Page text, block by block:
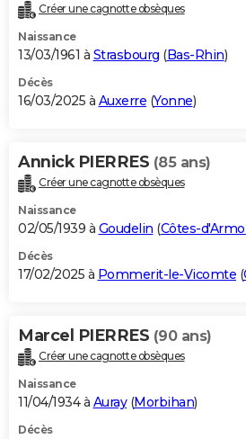
Créer une cagnotte obsèques
Naissance
13/03/1961 à Strasbourg (Bas-Rhin)
Décès
16/03/2025 à Auxerre (Yonne)
Annick PIERRES (85 ans)
Créer une cagnotte obsèques
Naissance
02/05/1939 à Goudelin (Côtes-
Décès
17/02/2025 à Pommerit-le-Vicomte (
Marcel PIERRES (90 ans)
Créer une cagnotte obsèques
Naissance
11/04/1934 à Auray(Morbihan)
Décès